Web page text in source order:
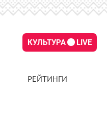
КУЛЬТУРА LIVE
РЕЙТИНГИ